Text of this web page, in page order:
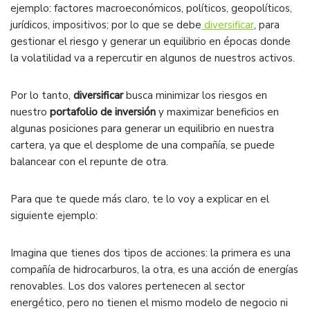
ejemplo: factores macroeconómicos, políticos, geopolíticos,
jurídicos, impositivos; por lo que se debe diversificar, para
gestionar el riesgo y generar un equilibrio en épocas donde
la volatilidad va a repercutir en algunos de nuestros activos.
Por lo tanto, diversificarbusca minimizar los riesgos en
nuestro portafolio de inversión y maximizar beneficios en
algunas posiciones para generar un equilibrio en nuestra
cartera, ya que el desplome de una compañía, se puede
balancear con el repunte de otra.
Para que te quede más claro, te lo voy a explicar en el
siguiente ejemplo:
Imagina que tienes dos tipos de acciones: la primera es una
compañía de hidrocarburos, la otra, es una acción de energías
renovables. Los dos valores pertenecen al sector
energético, pero no tienen el mismo modelo de negocio ni